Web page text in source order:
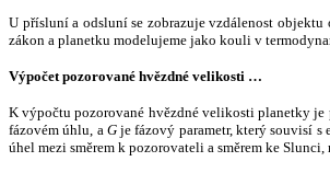
U přísluní a odsluní se zobrazuje vzdálenost
zákon a planetku modelujeme jako kouli v
Výpočet pozorované hvězdné velikosti …
K výpočtu pozorované hvězdné velikosti planetky je
fázovém úhlu, a Gje fázový parametr, který souvisí s
úhel mezi směrem k pozorovateli a směrem ke